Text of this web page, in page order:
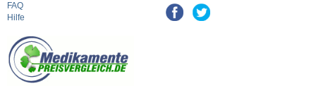
FAQ
Hilfe